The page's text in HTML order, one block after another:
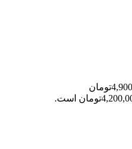
قیمت اصلی 4,900,000تومان